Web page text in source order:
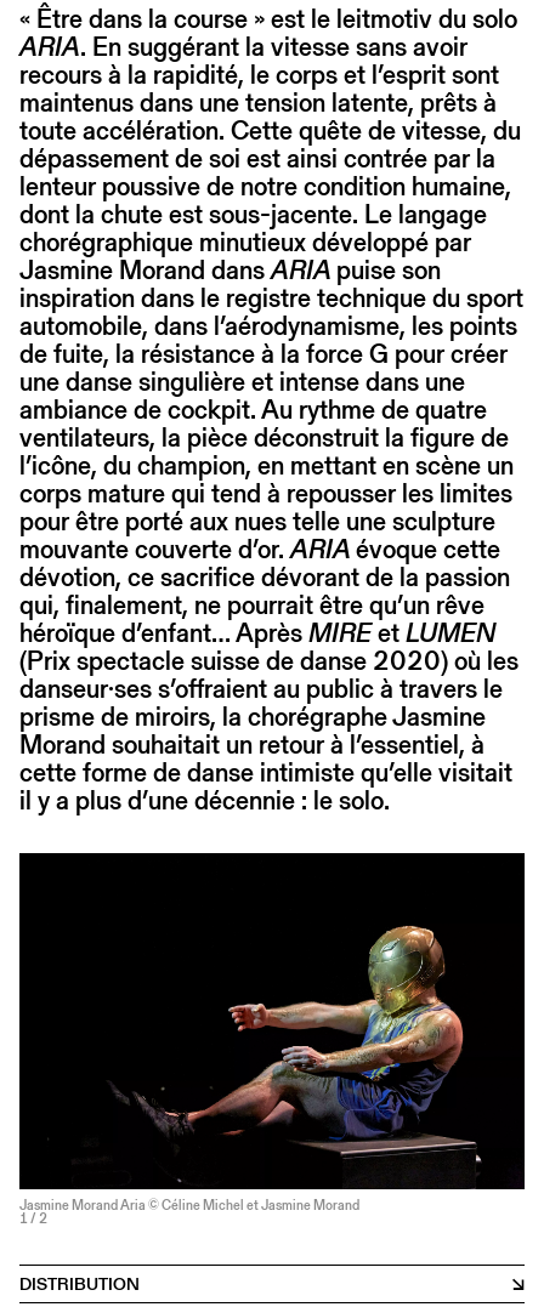
« Être dans la course » est le leitmotiv du solo
ARIA. En suggérant la vitesse sans avoir
recours à la rapidité, le corps et l’esprit sont
maintenus dans une tension latente, prêts à
toute accélération. Cette quête de vitesse, du
dépassement de soi est ainsi contrée par la
lenteur poussive de notre condition humaine,
dont la chute est sous-jacente. Le langage
chorégraphique minutieux développé par
Jasmine Morand dansARIA puise son
inspiration dans le registre technique du sport
automobile, dans l’aérodynamisme, les points
de fuite, la résistance à la force G pour créer
une danse singulière et intense dans une
ambiance de cockpit. Au rythme de quatre
ventilateurs, la pièce déconstruit la figure de
l’icône, du champion, en mettant en scène un
corps mature qui tend à repousser les limites
pour être porté aux nues telle une sculpture
mouvante couverte d’or.ARIAévoque cette
dévotion, ce sacrifice dévorant de la passion
qui, finalement, ne pourrait être qu’un rêve
héroïque d’enfant… AprèsMIREetLUMEN
(Prix spectacle suisse de danse 2020) où les
danseur·ses s’offraient au public à travers le
prisme de miroirs, la chorégraphe Jasmine
Morand souhaitait un retour à l’essentiel, à
cette forme de danse intimiste qu’elle visitait
il y a plus d’une décennie : le solo.
Jasmine Morand Aria © Céline Michel et Jasmine Morand
1 / 2
DISTRIBUTION